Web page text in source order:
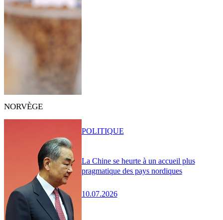
NORVÈGE
La Chine se heurte à un accueil plus
pragmatique des pays nordiques
10.07.2026
POLITIQUE